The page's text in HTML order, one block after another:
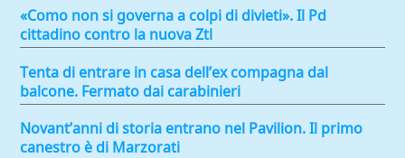
«Como non si governa a colpi di divieti». Il Pd
cittadino contro la nuova Ztl
Tenta di entrare in casa dell’ex compagna dal
balcone. Fermato dai carabinieri
Novant’anni di storia entrano nel Pavilion. Il primo
canestro è di Marzorati